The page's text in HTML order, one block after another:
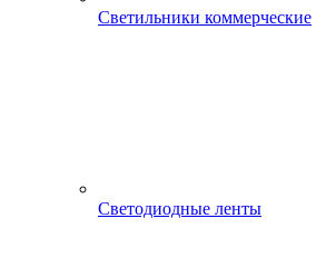
Светильники коммерческие
Светодиодные ленты